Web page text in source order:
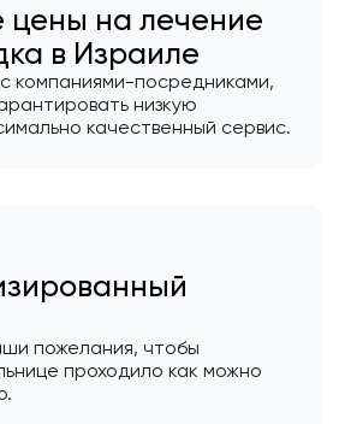
цены на лечение
в Израиле
компаниями-посредниками,
низкую
качественный сервис.
пожелания, чтобы
проходило как можно